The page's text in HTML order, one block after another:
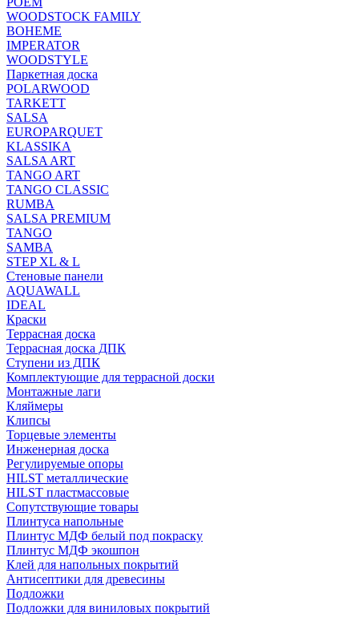
WOODSTOCK FAMILY
BOHEME
IMPERATOR
WOODSTYLE
Паркетная доска
POLARWOOD
TARKETT
SALSA
EUROPARQUET
KLASSIKA
SALSA ART
TANGO ART
TANGO CLASSIC
RUMBA
SALSA PREMIUM
TANGO
SAMBA
STEP XL & L
Стеновые панели
AQUAWALL
IDEAL
Краски
Террасная доска
Террасная доска ДПК
Ступени из ДПК
Комплектующие для террасной доски
Монтажные лаги
Кляймеры
Клипсы
Торцевые элементы
Инженерная доска
Регулируемые опоры
HILST металлические
HILST пластмассовые
Сопутствующие товары
Плинтуса напольные
Плинтус МДФ белый под покраску
Плинтус МДФ экошпон
Клей для напольных покрытий
Антисептики для древесины
Подложки
Подложки для виниловых покрытий